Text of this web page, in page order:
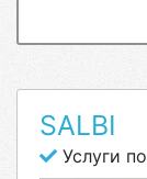
SALBI
Услуги